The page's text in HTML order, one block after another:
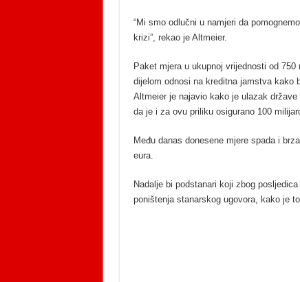
“Mi smo odlučni u namjeri da
krizi”, rekao je Altmeier.
Paket mjera u ukupnoj vrijednosti od
dijelom odnosi na kreditna jamstva kako
Altmeier je najavio kako je ulazak
da je i za ovu priliku osigurano 100
Među danas donesene mjere spada i
eura.
Nadalje bi podstanari koji zbog
poništenja stanarskog ugovora, kako je